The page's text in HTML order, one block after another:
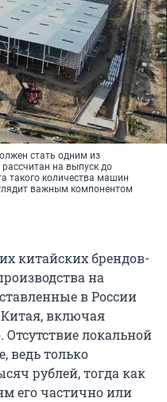
стать одним из
на выпуск до
такого количества машин
важным компонентом
китайских брендов-
на
в России
включая
Отсутствие локальной
ведь только
рублей, тогда как
его частично или